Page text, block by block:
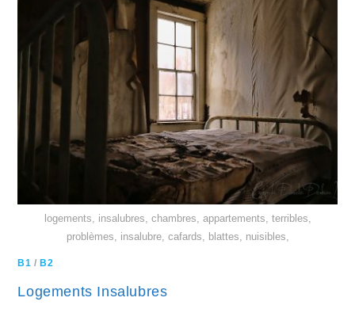
logements, insalubres, chambres, appartements, terribles,
problèmes, insalubre, cafards, blattes, nuisibles,
B1 / B2
Logements Insalubres